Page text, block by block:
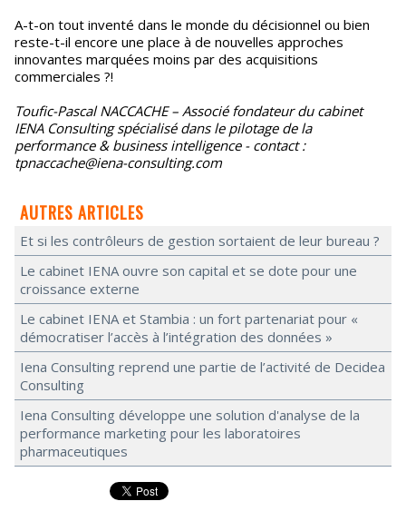
A-t-on tout inventé dans le monde du décisionnel ou bien
reste-t-il encore une place à de nouvelles approches
innovantes marquées moins par des acquisitions
commerciales ?!
Toufic-Pascal NACCACHE – Associé fondateur du cabinet
IENA Consulting spécialisé dans le pilotage de la
performance & business intelligence - contact :
tpnaccache@iena-consulting.com
AUTRES ARTICLES
Et si les contrôleurs de gestion sortaient de leur bureau ?
Le cabinet IENA ouvre son capital et se dote pour une
croissance externe
Le cabinet IENA et Stambia : un fort partenariat pour «
démocratiser l’accès à l’intégration des données »
Iena Consulting reprend une partie de l’activité de Decidea
Consulting
Iena Consulting développe une solution d'analyse de la
performance marketing pour les laboratoires
pharmaceutiques